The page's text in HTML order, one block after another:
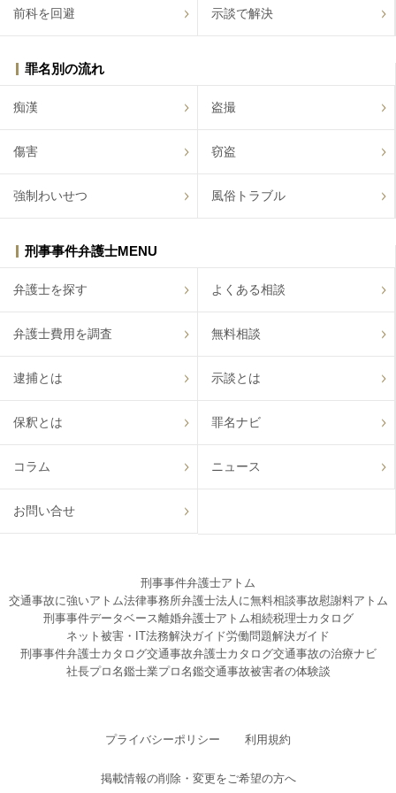
前科を回避 示談で解決
罪名別の流れ
痴漢 盗撮
傷害 窃盗
強制わいせつ 風俗トラブル
刑事事件弁護士MENU
弁護士を探す よくある相談
弁護士費用を調査 無料相談
逮捕とは 示談とは
保釈とは 罪名ナビ
コラム ニュース
お問い合せ
刑事事件弁護士アトム
交通事故に強いアトム法律事務所弁護士法人に無料相談事故慰謝料アトム
刑事事件データベース離婚弁護士アトム相続税理士カタログ
ネット被害・IT法務解決ガイド労働問題解決ガイド
刑事事件弁護士カタログ交通事故弁護士カタログ交通事故の治療ナビ
社長プロ名鑑士業プロ名鑑交通事故被害者の体験談
プライバシーポリシー 利用規約
掲載情報の削除・変更をご希望の方へ